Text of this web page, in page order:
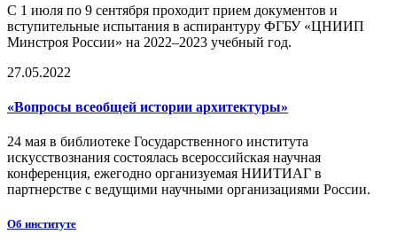
С 1 июля по 9 сентября проходит прием документов и
вступительные испытания в аспирантуру ФГБУ «ЦНИИП
Минстроя России» на 2022–2023 учебный год.
27.05.2022
«Вопросы всеобщей истории архитектуры»
24 мая в библиотеке Государственного института
искусствознания состоялась всероссийская научная
конференция, ежегодно организуемая НИИТИАГ в
партнерстве с ведущими научными организациями России.
Об институте